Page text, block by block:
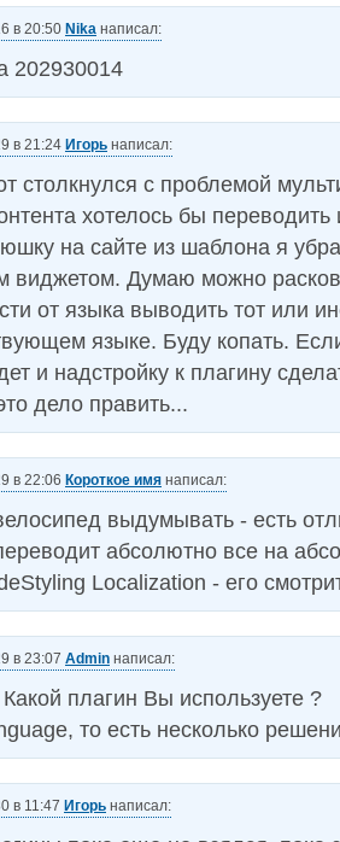
в 20:50 Nika написал:
202930014
в 21:24 Игорь написал:
столкнулся с проблемой
хотелось бы
на сайте из шаблона я
виджетом. Думаю можно
от языка выводить тот или
языке. Буду копать.
и надстройку к плагину
дело править...
в 22:06 Короткое имя написал:
выдумывать - есть
абсолютно все на
Localization - его
в 23:07 Admin написал:
плагин Вы используете ?
то есть несколько
в 11:47 Игорь написал: